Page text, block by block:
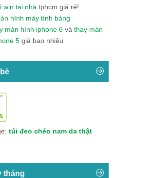
win tại nhà tphcm giá rẻ!
hình máy tính bảng
màn hình iphone 6 và thay màn
5 giá bao nhiêu
túi đeo chéo nam da thật
tháng